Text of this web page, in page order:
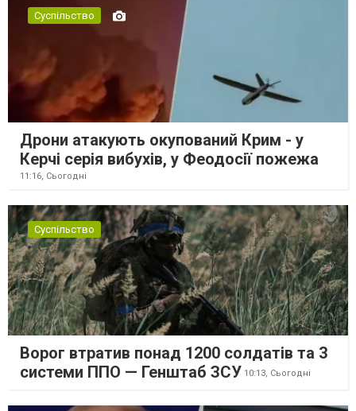
Суспільство
Дрони атакують окупований Крим - у
Керчі серія вибухів, у Феодосії пожежа
11:16, Сьогодні
Суспільство
Ворог втратив понад 1200 солдатів та 3
системи ППО — Генштаб ЗСУ 10:13, Сьогодні